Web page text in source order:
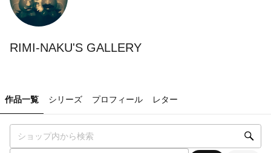
RIMI-NAKU'S GALLERY
作品一覧 シリーズ プロフィール レター